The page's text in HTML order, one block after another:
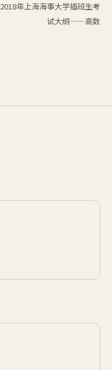
2018年上海海事大学插班生考
试大纲——高数